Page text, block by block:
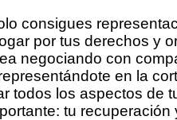
consigues
por tus derechos y
negociando con
en la
todos los aspectos de
tu recuperación